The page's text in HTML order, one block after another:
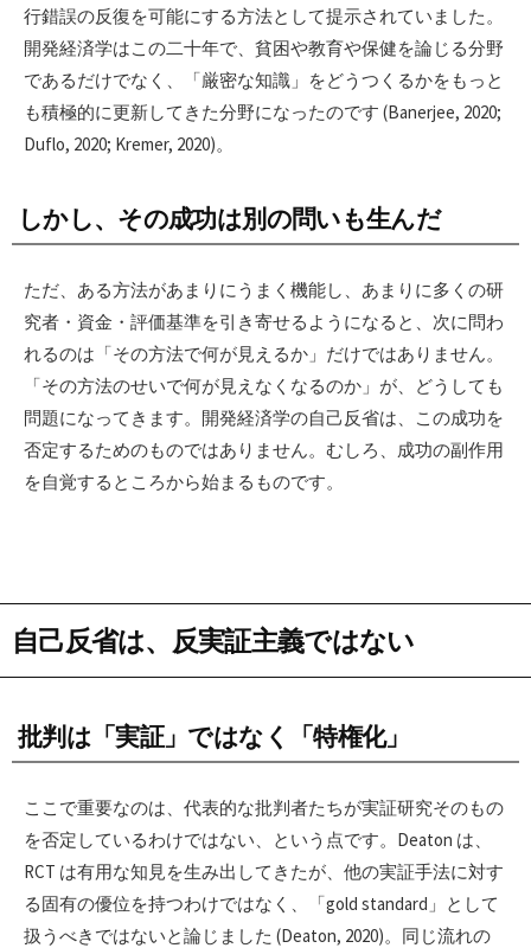
行錯誤の反復を可能にする方法として提示されていました。
開発経済学はこの二十年で、貧困や教育や保健を論じる分野
であるだけでなく、「厳密な知識」をどうつくるかをもっと
も積極的に更新してきた分野になったのです (Banerjee, 2020;
Duflo, 2020; Kremer, 2020)。
しかし、その成功は別の問いも生んだ
ただ、ある方法があまりにうまく機能し、あまりに多くの研
究者・資金・評価基準を引き寄せるようになると、次に問わ
れるのは「その方法で何が見えるか」だけではありません。
「その方法のせいで何が見えなくなるのか」が、どうしても
問題になってきます。開発経済学の自己反省は、この成功を
否定するためのものではありません。むしろ、成功の副作用
を自覚するところから始まるものです。
自己反省は、反実証主義ではない
批判は「実証」ではなく「特権化」
ここで重要なのは、代表的な批判者たちが実証研究そのもの
を否定しているわけではない、という点です。Deaton は、
RCT は有用な知見を生み出してきたが、他の実証手法に対す
る固有の優位を持つわけではなく、「gold standard」として
扱うべきではないと論じました (Deaton, 2020)。同じ流れの